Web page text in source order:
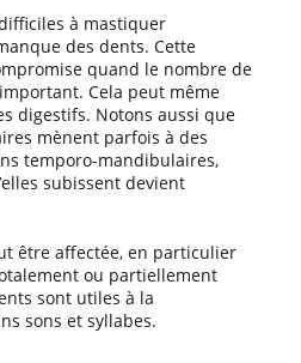
à mastiquer
des dents. Cette
quand le nombre de
Cela peut même
digestifs. Notons aussi que
mènent parfois à des
temporo-mandibulaires,
subissent devient
être affectée, en particulier
ou partiellement
sont utiles à la
sons et syllabes.